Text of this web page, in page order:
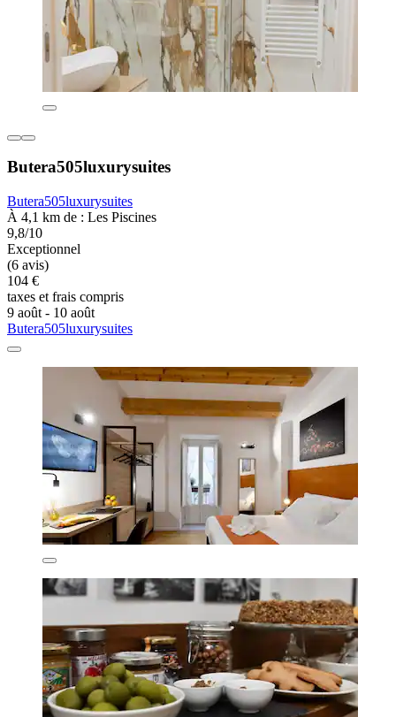
Butera505luxurysuites
Butera505luxurysuites
À 4,1 km de : Les Piscines
9,8/10
Exceptionnel
(6 avis)
104 €
taxes et frais compris
9 août - 10 août
Butera505luxurysuites